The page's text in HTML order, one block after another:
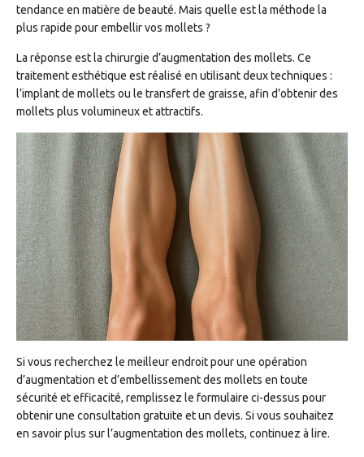
tendance en matière de beauté. Mais quelle est la méthode la
plus rapide pour embellir vos mollets ?
La réponse est la chirurgie d’augmentation des mollets. Ce
traitement esthétique est réalisé en utilisant deux techniques :
l’implant de mollets ou le transfert de graisse, afin d’obtenir des
mollets plus volumineux et attractifs.
Si vous recherchez le meilleur endroit pour une opération
d’augmentation et d’embellissement des mollets en toute
sécurité et efficacité, remplissez le formulaire ci-dessus pour
obtenir une consultation gratuite et un devis. Si vous souhaitez
en savoir plus sur l’augmentation des mollets, continuez à lire.